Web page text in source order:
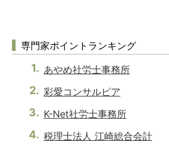
専門家ポイントランキング
あやめ社労士事務所
彩愛コンサルピア
K-Net社労士事務所
税理士法人 江崎総合会計